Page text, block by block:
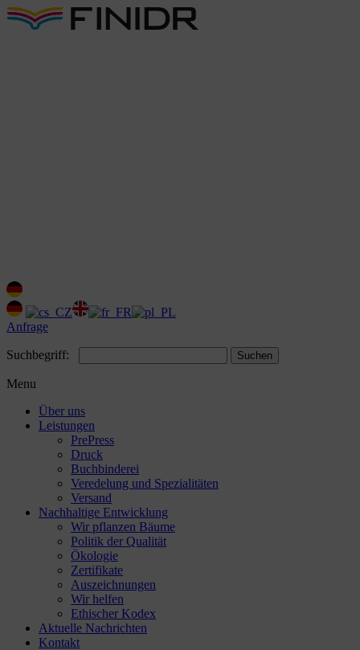
Anfrage
Suchbegriff: Suchen
Menu
Über uns
Leistungen
PrePress
Druck
Buchbinderei
Veredelung und Spezialitäten
Versand
Nachhaltige Entwicklung
Wir pflanzen Bäume
Politik der Qualität
Ökologie
Zertifikate
Auszeichnungen
Wir helfen
Ethischer Kodex
Aktuelle Nachrichten
Kontakt